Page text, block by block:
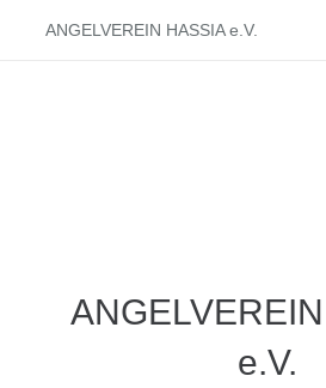
ANGELVEREIN HASSIA e.V.
e.V.